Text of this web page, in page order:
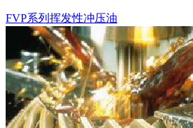
FVP系列挥发性冲压油